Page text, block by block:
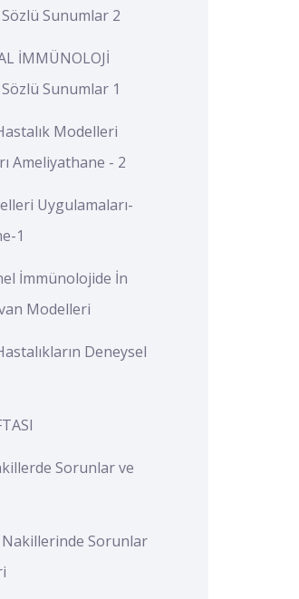
Sözlü Sunumlar 2
İMMÜNOLOJİ
Sözlü Sunumlar 1
Modelleri
Ameliyathane - 2
Uygulamaları-
1
İmmünolojide İn
Modelleri
Deneysel
Sorunlar ve
Sorunlar